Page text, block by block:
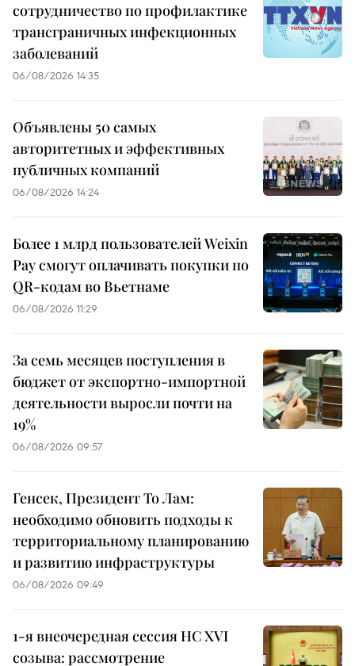
сотрудничество по профилактике
трансграничных инфекционных
заболеваний
06/08/2026 14:35
Объявлены 50 самых
авторитетных и эффективных
публичных компаний
06/08/2026 14:24
Более 1 млрд пользователей Weixin
Pay смогут оплачивать покупки по
QR-кодам во Вьетнаме
06/08/2026 11:29
За семь месяцев поступления в
бюджет от экспортно-импортной
деятельности выросли почти на
19%
06/08/2026 09:57
Генсек, Президент То Лам:
необходимо обновить подходы к
территориальному планированию
и развитию инфраструктуры
06/08/2026 09:49
1-я внеочередная сессия НС XVI
созыва: рассмотрение